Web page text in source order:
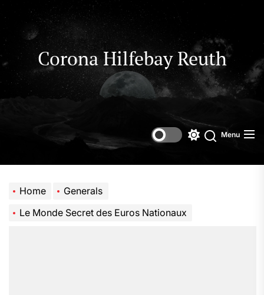
to
content
Corona Hilfebay Reuth
SwitchSearch
Menu
Home
Generals
Le Monde Secret des Euros Nationaux